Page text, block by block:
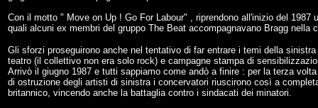
Con il motto " Move on Up ! Go For Labour" , riprendono all'inizio del
quali alcuni ex membri del gruppo The Beat accompagnavano Bragg nella
Gli sforzi proseguirono anche nel tentativo di far entrare i temi della
teatro (il collettivo non era solo rock) e campagne stampa di
Arrivò il giugno 1987 e tutti sappiamo come andò a finire : per la terza
di ostruzione degli artisti di sinistra i concervatori riuscirono così a
britannico, vincendo anche la battaglia contro i sindacati dei minatori.